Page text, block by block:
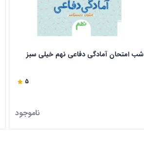
شب امتحان آمادگی دفاعی نهم خیلی سبز
5
ناموجود